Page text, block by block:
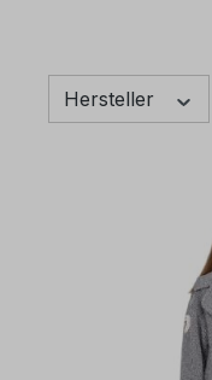
Hersteller